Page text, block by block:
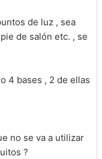
de luz , sea
de salón etc. , se
4 bases , 2 de ellas
no se va a utilizar
?